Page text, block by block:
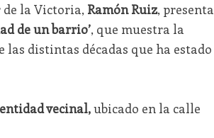
de la Victoria, Ramón Ruiz, presenta
de un barrio’, que muestra la
distintas décadas que ha estado
vecinal,ubicado en la calle